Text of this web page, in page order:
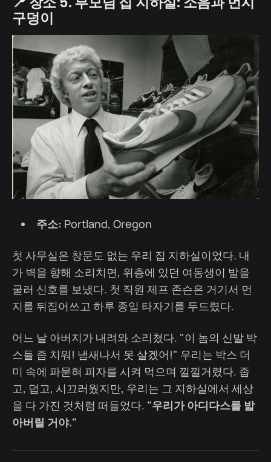
구덩이
주소: Portland, Oregon
첫 사무실은 창문도 없는 우리 집 지하실이었다. 내
가 벽을 향해 소리치면, 위층에 있던 여동생이 발을
굴러 신호를 보냈다. 첫 직원 제프 존슨은 거기서 먼
지를 뒤집어쓰고 하루 종일 타자기를 두드렸다.
어느 날 아버지가 내려와 소리쳤다. "이 놈의 신발 박
스들 좀 치워! 냄새나서 못 살겠어!" 우리는 박스 더
미 속에 파묻혀 피자를 시켜 먹으며 낄낄거렸다. 좁
고, 덥고, 시끄러웠지만, 우리는 그 지하실에서 세상
을 다 가진 것처럼 떠들었다. "우리가 아디다스를 밟
아버릴 거야."